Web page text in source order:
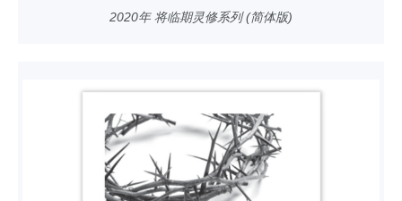
2020年 将临期灵修系列 (简体版)